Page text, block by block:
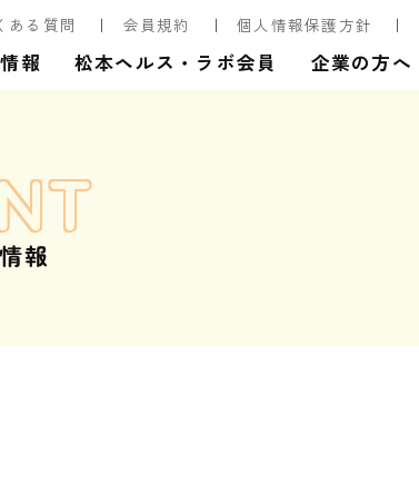
ある質問 会員規約 個人情報保護方針
報 松本ヘルス・ラボ会員 企業の方へ
報